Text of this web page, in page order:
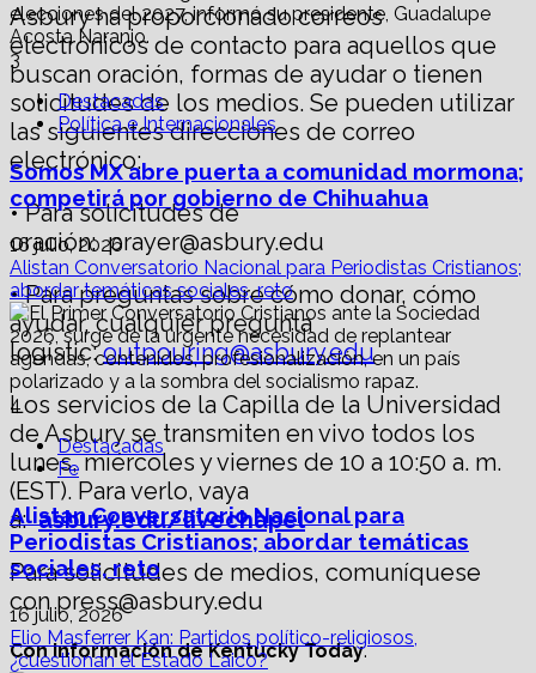
Asbury ha proporcionado correos
electrónicos de contacto para aquellos que
buscan oración, formas de ayudar o tienen
solicitudes de los medios. Se pueden utilizar
las siguientes direcciones de correo
electrónico:
• Para solicitudes de
oración: prayer@asbury.edu
• Para preguntas sobre cómo donar, cómo
ayudar, cualquier pregunta
logístic:outpouring@asbury.edu
Los servicios de la Capilla de la Universidad
de Asbury se transmiten en vivo todos los
lunes, miércoles y viernes de 10 a 10:50 a. m.
(EST). Para verlo, vaya
a:asbury.edu/livechapel
Para solicitudes de medios, comuníquese
con press@asbury.edu
Con información de Kentucky Today.
3
Destacadas
Política e Internacionales
Somos MX abre puerta a comunidad mormona;
competirá por gobierno de Chihuahua
16 julio, 2026
Alistan Conversatorio Nacional para Periodistas Cristianos;
abordar temáticas sociales, reto
4
Destacadas
Fe
Alistan Conversatorio Nacional para
Periodistas Cristianos; abordar temáticas
sociales, reto
16 julio, 2026
Elio Masferrer Kan: Partidos político-religiosos,
¿cuestionan el Estado Laico?